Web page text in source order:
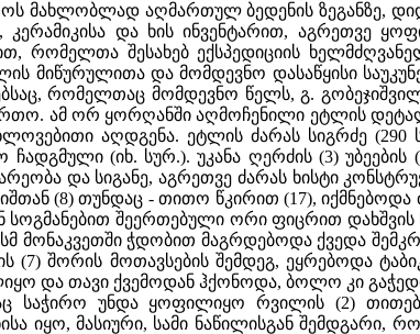
მახლობლად აღმართულ ბედენის ზეგანზე,
კერამიკისა და ხის ინვენტარით, აგრეთვე
რომელთა შესახებ ექსპედიციის
მიწურულითა და მომდევნო დასაწყისი
რომელთაც მომდევნო წელს, გ.
ამ ორ ყორღანში აღმოჩენილი ეტლის
აღდგენა. ეტლის ძარას სიგრძე (290
(იხ. სურ.). უკანა ღერძის (3) უბეების
და სიგანე, აგრეთვე ძარას ხისტი
(8) თუნდაც - თითო წკირით (17),
შეერთებული ორი ფიცრით
მონაკვეთში ჭდობით მაგრდებოდა ქვედა
(7) შორის მოთავსების შემდეგ, ეყრებოდა
და თავი ქვემოდან ჰქონოდა, ბოლო კი
საჭირო უნდა ყოფილიყო რვილის (2)
იყო, მასიური, სამი ნაწილისგან